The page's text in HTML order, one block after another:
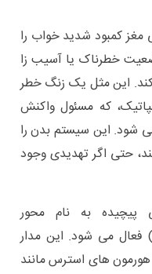
مغز کمبود شدید خواب را
خطرناک یا آسیب زا
کند. این مثل یک زنگ خطر
که مسئول واکنش
شود. این سیستم بدن را
حتی اگر تهدیدی وجود
به نام محور
هیپوتالاموس-هیپوفیز-آدرنال (HPA) فعال می شود. این مدار
های استرس مانند